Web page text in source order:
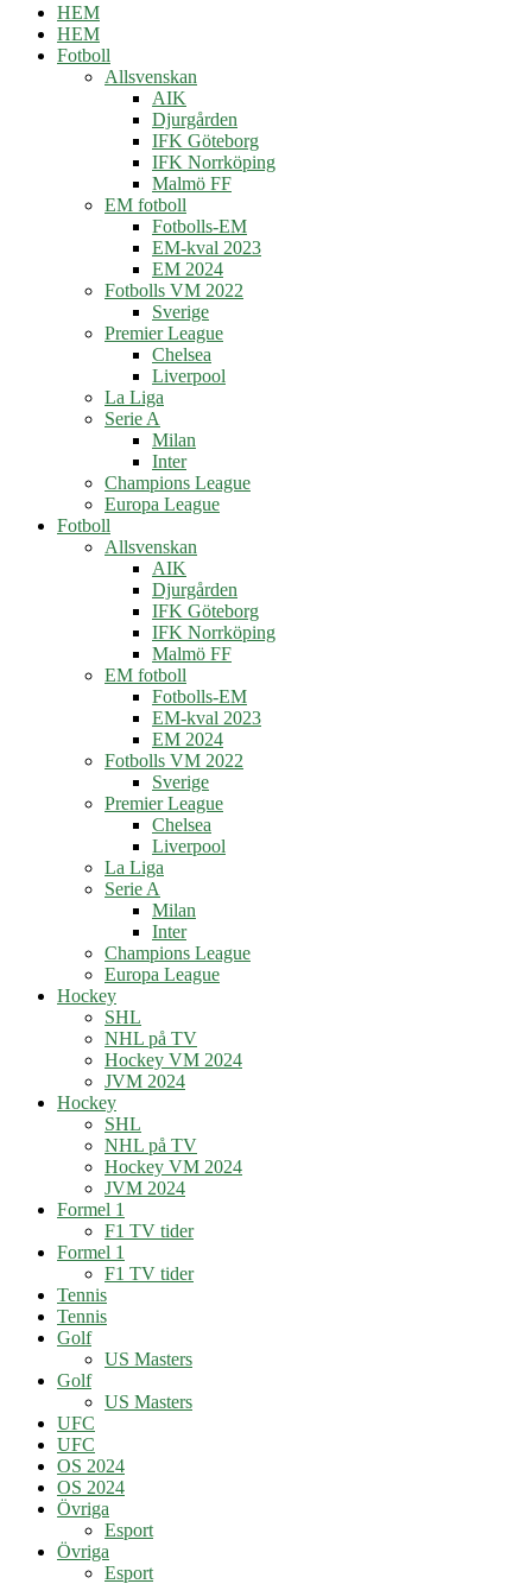
HEM
HEM
Fotboll
Allsvenskan
AIK
Djurgården
IFK Göteborg
IFK Norrköping
Malmö FF
EM fotboll
Fotbolls-EM
EM-kval 2023
EM 2024
Fotbolls VM 2022
Sverige
Premier League
Chelsea
Liverpool
La Liga
Serie A
Milan
Inter
Champions League
Europa League
Fotboll
Allsvenskan
AIK
Djurgården
IFK Göteborg
IFK Norrköping
Malmö FF
EM fotboll
Fotbolls-EM
EM-kval 2023
EM 2024
Fotbolls VM 2022
Sverige
Premier League
Chelsea
Liverpool
La Liga
Serie A
Milan
Inter
Champions League
Europa League
Hockey
SHL
NHL på TV
Hockey VM 2024
JVM 2024
Hockey
SHL
NHL på TV
Hockey VM 2024
JVM 2024
Formel 1
F1 TV tider
Formel 1
F1 TV tider
Tennis
Tennis
Golf
US Masters
Golf
US Masters
UFC
UFC
OS 2024
OS 2024
Övriga
Esport
Övriga
Esport